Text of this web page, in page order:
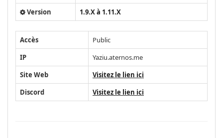
Version 1.9.X à 1.11.X
Accès
Public
IP
Yaziu.aternos.me
Site Web
Visitez le lien ici
Discord
Visitez le lien ici